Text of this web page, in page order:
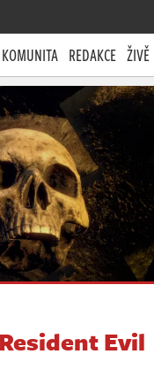
KOMUNITA REDAKCE ŽIVĚ
Evil